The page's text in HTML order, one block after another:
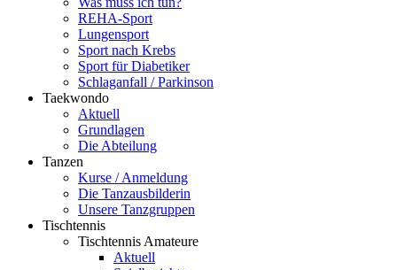
REHA-Sport
Lungensport
Sport nach Krebs
Sport für Diabetiker
Schlaganfall / Parkinson
Taekwondo
Aktuell
Grundlagen
Die Abteilung
Tanzen
Kurse / Anmeldung
Die Tanzausbilderin
Unsere Tanzgruppen
Tischtennis
Tischtennis Amateure
Aktuell